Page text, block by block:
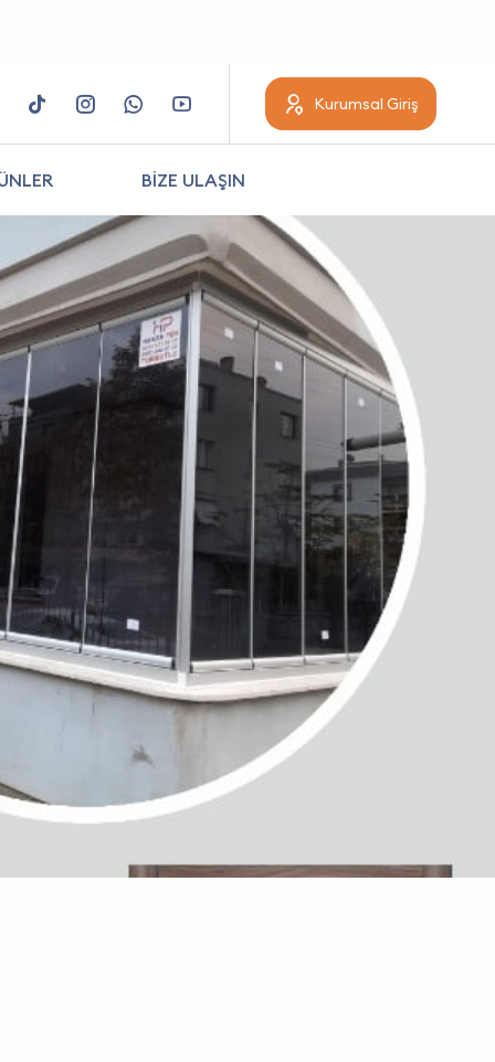
Kurumsal Giriş
BİZE ULAŞIN